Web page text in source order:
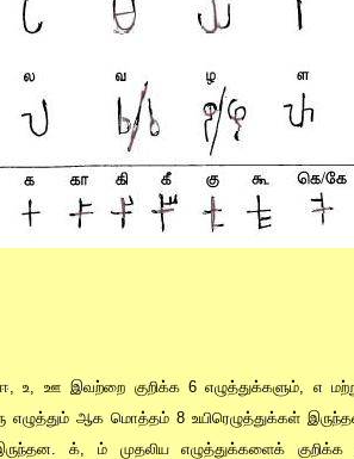
உ, ஊ இவற்றை குறிக்க 6 எழுத்துக்களும், எ
எழுத்தும் ஆக மொத்தம் 8 உயிரெழுத்துக்கள்
க், ம் முதலிய எழுத்துக்களைக் குறிக்க